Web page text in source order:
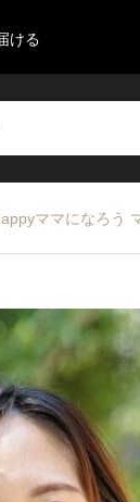
ける
ママになろう